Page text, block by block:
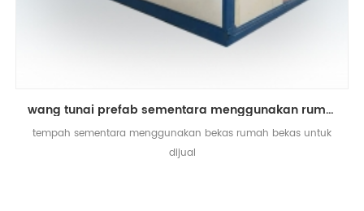
wang tunai prefab sementara menggunakan rumah bekas lipat
tempah sementara menggunakan bekas rumah bekas untuk
dijual